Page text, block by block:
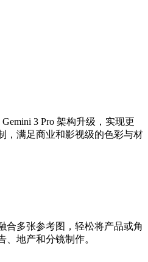
3 Pro 架构升级，实现更
，满足商业和影视级的色彩与材
合多张参考图，轻松将产品或角
、地产和分镜制作。